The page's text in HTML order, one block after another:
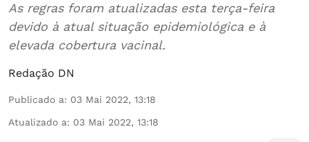
As regras foram atualizadas esta terça-feira
devido à atual situação epidemiológica e à
elevada cobertura vacinal.
Redação DN
Publicado a: 03 Mai 2022, 13:18
Atualizado a: 03 Mai 2022, 13:18